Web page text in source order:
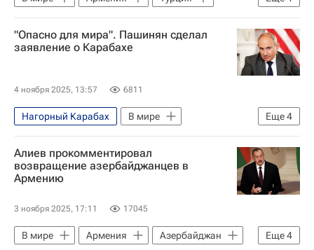
Азербайджан
Никол Пашинян
Реджеп Тайип Эрдоган
Дональд Трамп
"Опасно для мира". Пашинян сделал
заявление о Карабахе
4 ноября 2025, 13:57 6811
Еще4
Нагорный Карабах
В мире
Армения
Азербайджан
Никол Пашинян
Ильхам Алиев
Алиев прокомментировал
возвращение азербайджанцев в
Армению
3 ноября 2025, 17:11 17045
Еще4
В мире Армения
Азербайджан